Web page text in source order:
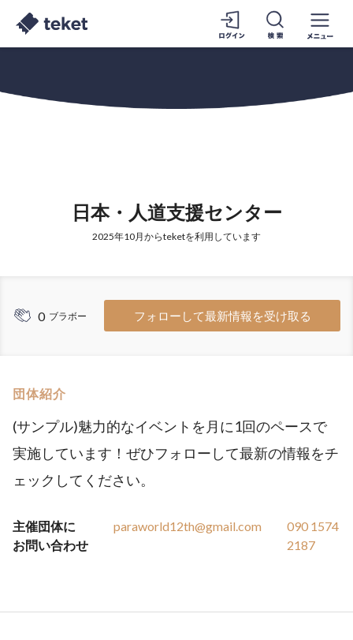
日本・人道支援センター
2025年10月からteketを利用しています
0 ブラボー フォローして最新情報を受け取る
団体紹介
(サンプル)魅力的なイベントを月に1回のペースで
実施しています！ぜひフォローして最新の情報をチ
ェックしてください。
主催団体に
お問い合わせ
paraworld12th@gmail.com
090 1574
2187